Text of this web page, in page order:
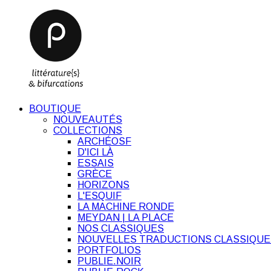
BOUTIQUE
NOUVEAUTÉS
COLLECTIONS
ARCHÉOSF
D'ICI LÀ
ESSAIS
GRÈCE
HORIZONS
L'ESQUIF
LA MACHINE RONDE
MEYDAN | LA PLACE
NOS CLASSIQUES
NOUVELLES TRADUCTIONS
PORTFOLIOS
PUBLIE.NOIR